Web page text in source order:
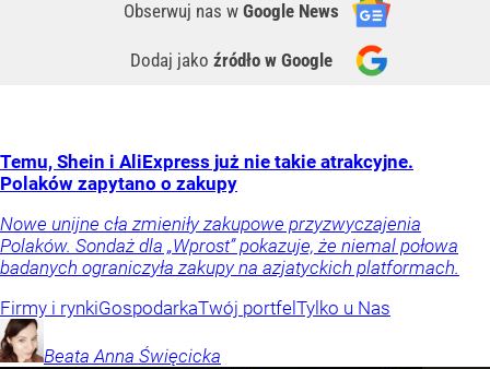
Obserwuj nas w Google News
Dodaj jako źródło w Google
Temu, Shein i AliExpress już nie takie atrakcyjne.
Polaków zapytano o zakupy
Nowe unijne cła zmieniły zakupowe przyzwyczajenia
Polaków. Sondaż dla „Wprost” pokazuje, że niemal połowa
badanych ograniczyła zakupy na azjatyckich platformach.
Firmy i rynkiGospodarkaTwój portfel Tylko u Nas
Beata Anna Święcicka